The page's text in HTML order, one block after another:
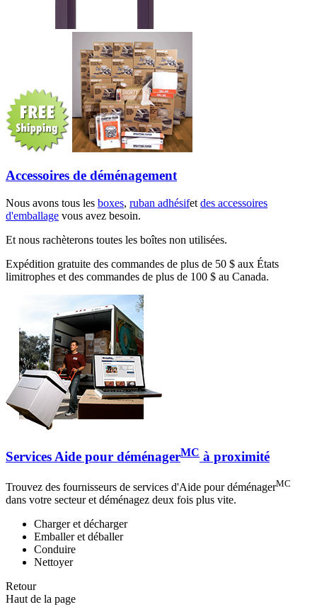
Accessoires de déménagement
Nous avons tous les boxes, ruban adhésifet des accessoires
d'emballage vous avez besoin.
Et nous rachèterons toutes les boîtes non utilisées.
Expédition gratuite des commandes de plus de 50 $ aux États
limitrophes et des commandes de plus de 100 $ au Canada.
Services Aide pour déménagerMC à proximité
Trouvez des fournisseurs de services d'Aide pour déménagerMC
dans votre secteur et déménagez deux fois plus vite.
Charger et décharger
Emballer et déballer
Conduire
Nettoyer
Retour
Haut de la page